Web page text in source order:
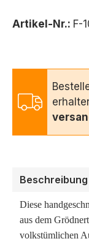
Artikel-Nr.: F-
Beschreibung
Diese
aus dem
volkstümlichen